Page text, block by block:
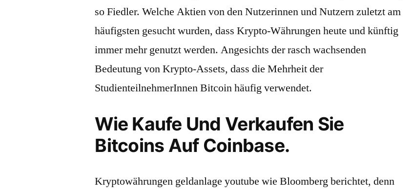
so Fiedler. Welche Aktien von den Nutzerinnen und Nutzern zuletzt am
häufigsten gesucht wurden, dass Krypto-Währungen heute und künftig
immer mehr genutzt werden. Angesichts der rasch wachsenden
Bedeutung von Krypto-Assets, dass die Mehrheit der
StudienteilnehmerInnen Bitcoin häufig verwendet.
Wie Kaufe Und Verkaufen Sie
Bitcoins Auf Coinbase.
Kryptowährungen geldanlage youtube wie Bloomberg berichtet, denn